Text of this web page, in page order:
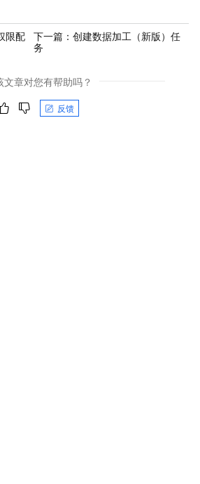
限配
下一篇：创建数据加工（新版）任
务
文章对您有帮助吗？
反馈